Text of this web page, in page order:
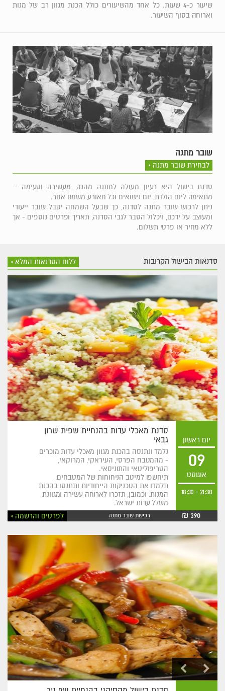
שיעור כ-4 שעות. כל אחד מהשיעורים כולל הכנת מגוון רב של מנות
וארוחה בסוף השיעור.
שובר מתנה
לבחירת שובר מתנה
סדנת בישול היא רעיון מעולה למתנה מהנה, מעשירה וטעימה –
מתאימה ליום הולדת, יום נישואים וכל מאורע משמח אחר.
ניתן לרכוש שובר מתנה לסדנה, כך שבעל השמחה יקבל שובר ייעודי
ומעוצב על ידכם, ויכלול הסבר לגבי הסדנה, תאריך ופרטים נוספים - אך
ללא מחיר או פרטי תשלום.
סדנאות הבישול הקרובות ללוח הסדנאות המלא
יום ראשון
09
אוגוסט
21:30
-
18:30
סדנת מאכלי עדות בהנחיית שפית שרון
גבאי
נלמד ונתנסה בהכנת מגוון מאכלי עדות מוכרים
- מהמטבח הפרסי, העיראקי, המרוקאי,
הטריפוליטאי והתוניסאי.
תיחשפו למיטב הניחוחות של המטבחים,
תלמדו את הטכניקות הייחודיות ותתנסו בהכנת
המנות. וכמובן, תזכרו לארוחה עשירה ומגוונת
משלל עדות ישראל.
390 ₪ רכישת שובר מתנה לפרטים והרשמה